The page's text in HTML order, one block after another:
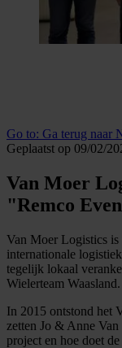
Go to: Ga terug naar
Geplaatst op 09/02/
Van Moer
"Remco
Van Moer Logistics is
internationale
tegelijk lokaal
Wielerteam Waasland.
In 2015 ontstond het
zetten Jo & Anne
project en hoe doet